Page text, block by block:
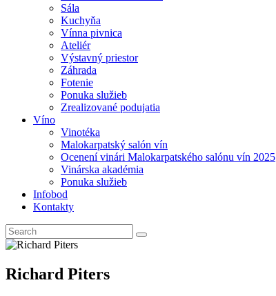
Sála
Kuchyňa
Vínna pivnica
Ateliér
Výstavný priestor
Záhrada
Fotenie
Ponuka služieb
Zrealizované podujatia
Víno
Vinotéka
Malokarpatský salón vín
Ocenení vinári Malokarpatského salónu vín 2025
Vinárska akadémia
Ponuka služieb
Infobod
Kontakty
Richard Piters